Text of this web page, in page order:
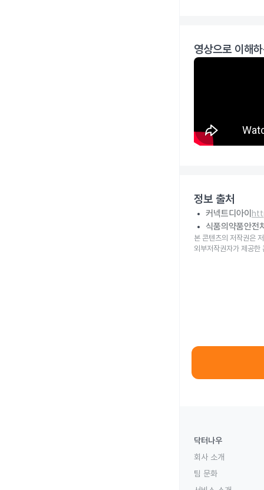
영상으로 이해
정보 출처
커넥트디아이
식품의약품안전
본 콘텐츠의 저작권은
외부저작권자가 제공한
닥터나우
회사 소개
팀 문화